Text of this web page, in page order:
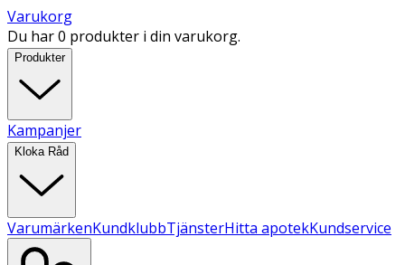
Varukorg
Du har 0 produkter i din varukorg.
Produkter
Kampanjer
Kloka Råd
VarumärkenKundklubbTjänsterHitta apotekKundservice